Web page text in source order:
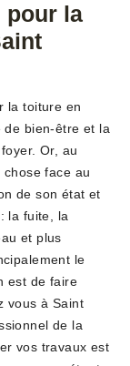
pour la
la toiture en
de bien-être et la
Or, au
face au
de son état et
la fuite, la
et plus
le
est de faire
vous à Saint
de la
vos travaux est